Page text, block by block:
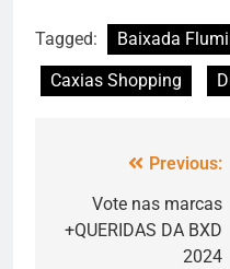
Tagged:
Baixada
Caxias Shopping
Previous:
Vote nas marcas
+QUERIDAS DA BXD
2024